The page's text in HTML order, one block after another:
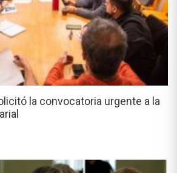
la convocatoria urgente a la